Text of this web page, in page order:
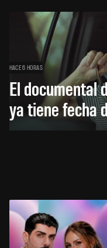
HACE 6 HORAS
El documental
ya tiene fecha